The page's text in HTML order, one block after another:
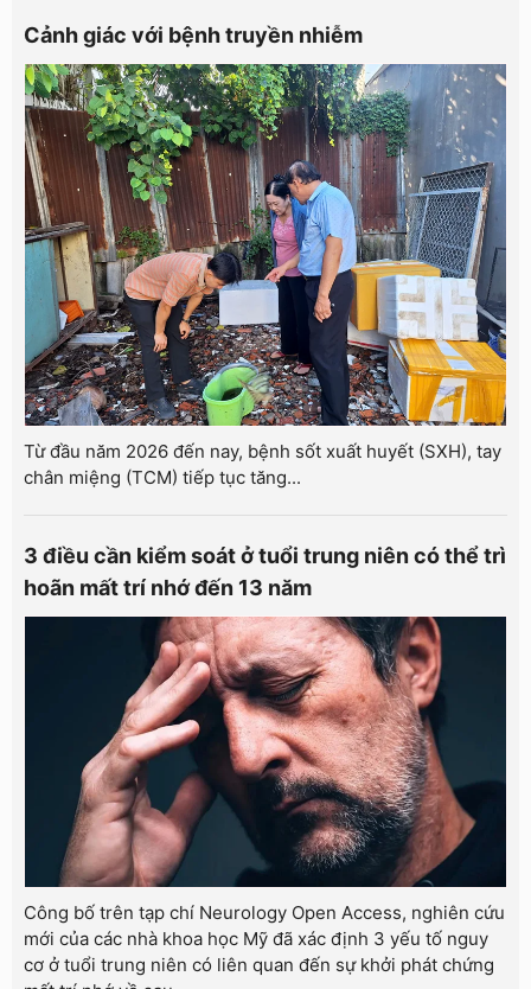
Cảnh giác với bệnh truyền nhiễm
Từ đầu năm 2026 đến nay, bệnh sốt xuất huyết (SXH), tay
chân miệng (TCM) tiếp tục tăng...
3 điều cần kiểm soát ở tuổi trung niên có thể trì
hoãn mất trí nhớ đến 13 năm
Công bố trên tạp chí Neurology Open Access, nghiên cứu
mới của các nhà khoa học Mỹ đã xác định 3 yếu tố nguy
cơ ở tuổi trung niên có liên quan đến sự khởi phát chứng